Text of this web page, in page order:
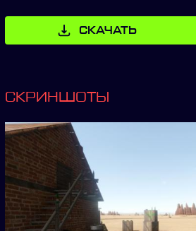
СКАЧАТЬ
СКРИНШОТЫ